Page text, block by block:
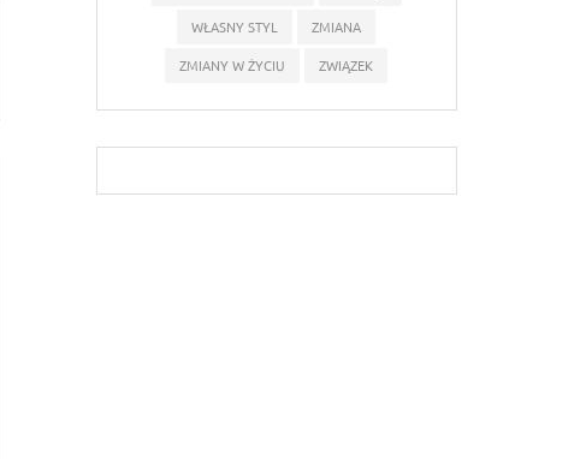
WŁASNY STYL
ZMIANA
ZMIANY W ŻYCIU
ZWIĄZEK